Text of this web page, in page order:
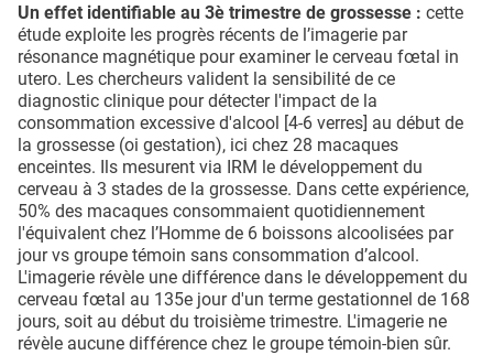
Un effet identifiable au 3è trimestre de grossesse : cette
étude exploite les progrès récents de l’imagerie par
résonance magnétique pour examiner le cerveau fœtal in
utero. Les chercheurs valident la sensibilité de ce
diagnostic clinique pour détecter l'impact de la
consommation excessive d'alcool [4-6 verres] au début de
la grossesse (oi gestation), ici chez 28 macaques
enceintes. Ils mesurent via IRM le développement du
cerveau à 3 stades de la grossesse. Dans cette expérience,
50% des macaques consommaient quotidiennement
l'équivalent chez l’Homme de 6 boissons alcoolisées par
jour vs groupe témoin sans consommation d’alcool.
L'imagerie révèle une différence dans le développement du
cerveau fœtal au 135e jour d'un terme gestationnel de 168
jours, soit au début du troisième trimestre. L'imagerie ne
révèle aucune différence chez le groupe témoin-bien sûr.